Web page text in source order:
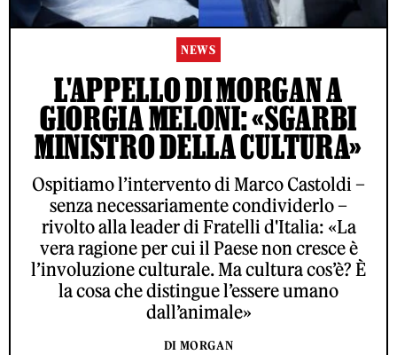
NEWS
L'APPELLO DI MORGAN A
GIORGIA MELONI: «SGARBI
MINISTRO DELLA CULTURA»
Ospitiamo l’intervento di Marco Castoldi –
senza necessariamente condividerlo –
rivolto alla leader di Fratelli d'Italia: «La
vera ragione per cui il Paese non cresce è
l’involuzione culturale. Ma cultura cos’è? È
la cosa che distingue l’essere umano
dall’animale»
DI MORGAN